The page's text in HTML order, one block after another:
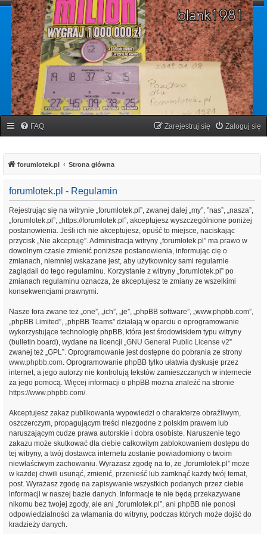
forumlotek.pl
Forum gier liczbowych
FAQ Zaloguj się
Zarejestruj się
forumlotek.pl Strona główna
forumlotek.pl - Regulamin
Rejestrując się na witrynie „forumlotek.pl”, zwanej dalej „my”, ”nas”, „nasza”,
„forumlotek.pl”, „https://forumlotek.pl”, akceptujesz wyszczególnione poniżej
postanowienia. Jeśli ich nie akceptujesz, opuść to miejsce, naciskając
przycisk „Nie akceptuję”. Administracja witryny „forumlotek.pl” ma prawo w
dowolnym czasie zmienić poniższe postanowienia, informując cię o
zmianach, niemniej wskazane jest, aby użytkownicy sami regularnie
zaglądali do tego regulaminu. Korzystanie z witryny „forumlotek.pl” po
zmianach regulaminu oznacza, że akceptujesz te zmiany ze wszelkimi
konsekwencjami prawnymi.
Nasze fora zwane też „one”, „ich”, „je”, „phpBB software”, „www.phpbb.com”,
„phpBB Limited”, „phpBB Teams” działają w oparciu o oprogramowanie
wykorzystujące technologię phpBB, która jest środowiskiem typu witryny
(bulletin board), wydane na licencji „GNU General Public License v2”
zwanej też „GPL”. Oprogramowanie jest dostępne do pobrania ze strony
www.phpbb.com. Oprogramowanie phpBB tylko ułatwia dyskusje przez
internet, a jego autorzy nie kontrolują tekstów zamieszczanych w internecie
za jego pomocą. Więcej informacji o phpBB można znaleźć na stronie
https://www.phpbb.com/.
Akceptujesz zakaz publikowania wypowiedzi o charakterze obraźliwym,
oszczerczym, propagującym treści niezgodne z polskim prawem lub
naruszającym cudze prawa autorskie i dobra osobiste. Naruszenie tego
zakazu może skutkować dla ciebie całkowitym zablokowaniem dostępu do
tej witryny, a twój dostawca internetu zostanie powiadomiony o twoim
niewłaściwym zachowaniu. Wyrażasz zgodę na to, że „forumlotek.pl” może
w każdej chwili usunąć, zmienić, przenieść lub zamknąć każdy twój temat,
post. Wyrażasz zgodę na zapisywanie wszystkich podanych przez ciebie
informacji w naszej bazie danych. Informacje te nie będą przekazywane
nikomu bez twojej zgody, ale ani „forumlotek.pl”, ani phpBB nie ponosi
odpowiedzialności za włamania do witryny, podczas których może dojść do
kradzieży danych.